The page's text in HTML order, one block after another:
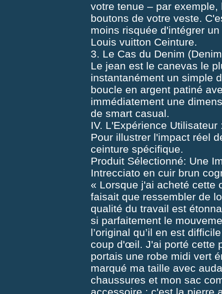
votre tenue – par exemple,
boutons de votre veste.
moins risquée d'intégrer
Louis vuitton Ceinture.
3. Le Cas du Denim
Le jean est le canevas le
instantanément un simple
boucle en argent patiné
immédiatement une
de smart casual.
IV. L'Expérience
Pour illustrer l'impact réel
ceinture spécifique.
Produit Sélectionné: Une
Intrecciato en cuir brun
« Lorsque j'ai acheté cette
faisait que ressembler de
qualité du travail est
si parfaitement le
l’original qu’il en est
coup d'œil. J'ai porté cette
portais une robe midi vert
marqué ma taille avec
chaussures et mon sac